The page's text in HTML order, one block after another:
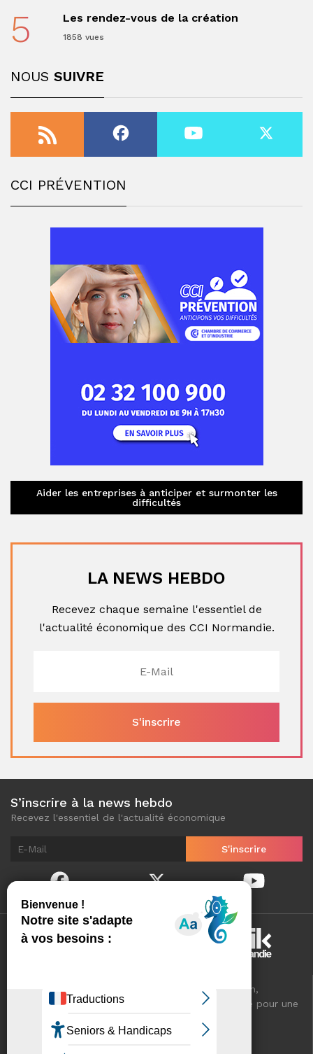
5 Les rendez-vous de la création
1858 vues
NOUS SUIVRE
CCI PRÉVENTION
Aider les entreprises à anticiper et surmonter les
difficultés
LA NEWS HEBDO
Recevez chaque semaine l'essentiel de
l'actualité économique des CCI Normandie.
S’inscrire à la news hebdo
Recevez l'essentiel de l'actualité économique
Normandinamik sélectionne pour vous, au quotidien,
l'essentiel de l'actualité économique de Normandie pour une